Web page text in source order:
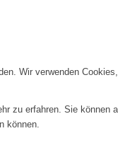
Wir verwenden
zu erfahren. Sie
können.